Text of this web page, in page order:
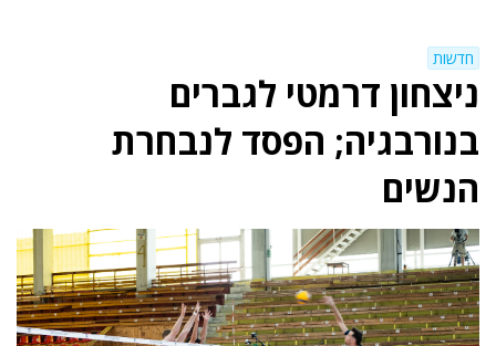
חדשות
ניצחון דרמטי לגברים
בנורבגיה; הפסד לנבחרת
הנשים